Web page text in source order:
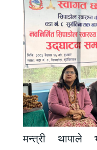
मन्त्री थापाले